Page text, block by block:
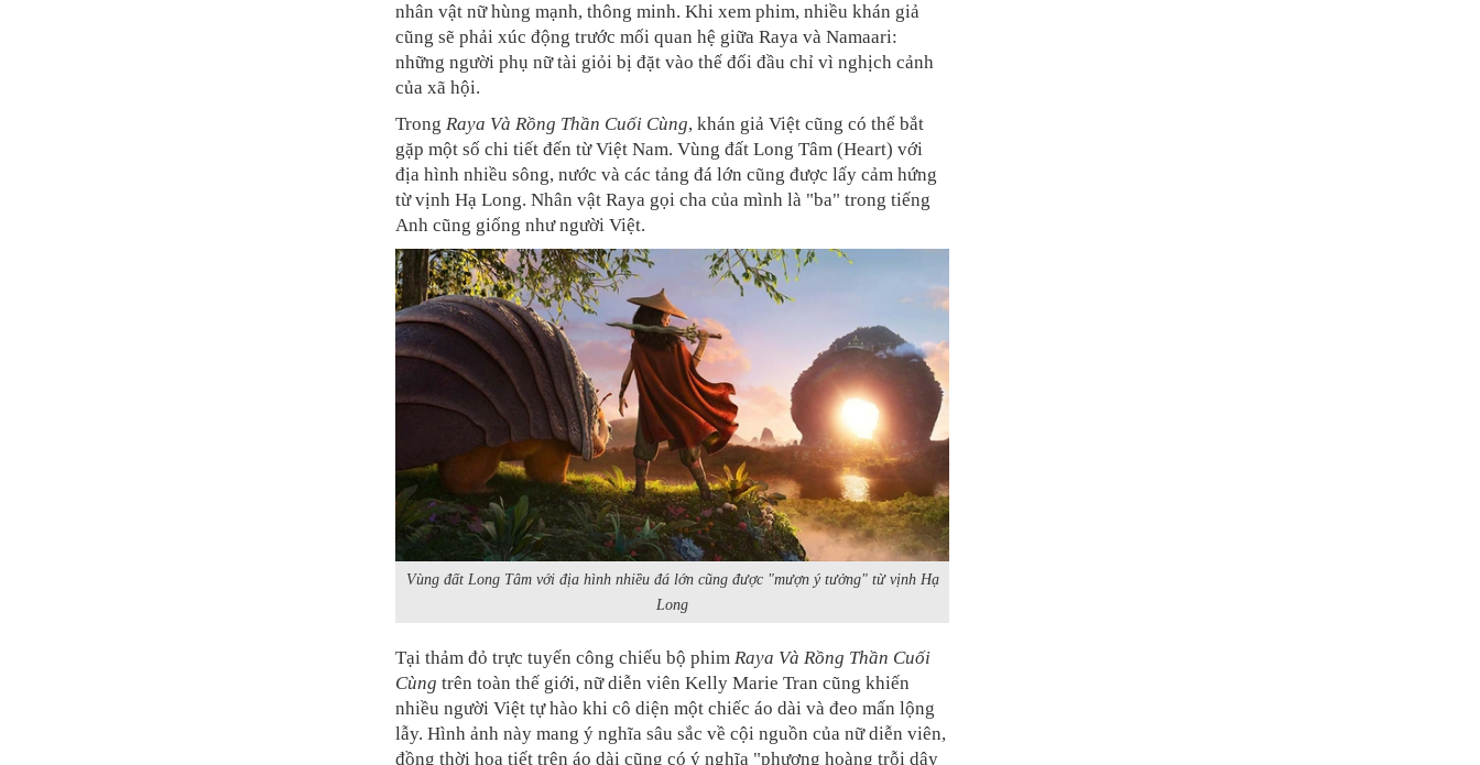
nhân vật nữ hùng mạnh, thông minh. Khi xem phim, nhiều khán giả
cũng sẽ phải xúc động trước mối quan hệ giữa Raya và Namaari:
những người phụ nữ tài giỏi bị đặt vào thế đối đầu chỉ vì nghịch cảnh
của xã hội.
Trong Raya Và Rồng Thần Cuối Cùng, khán giả Việt cũng có thể bắt
gặp một số chi tiết đến từ Việt Nam. Vùng đất Long Tâm (Heart) với
địa hình nhiều sông, nước và các tảng đá lớn cũng được lấy cảm hứng
từ vịnh Hạ Long. Nhân vật Raya gọi cha của mình là "ba" trong tiếng
Anh cũng giống như người Việt.
Vùng đất Long Tâm với địa hình nhiều đá lớn cũng được "mượn ý tưởng" từ vịnh Hạ
Long
Tại thảm đỏ trực tuyến công chiếu bộ phim Raya Và Rồng Thần Cuối
Cùng trên toàn thế giới, nữ diễn viên Kelly Marie Tran cũng khiến
nhiều người Việt tự hào khi cô diện một chiếc áo dài và đeo mấn lộng
lẫy. Hình ảnh này mang ý nghĩa sâu sắc về cội nguồn của nữ diễn viên,
đồng thời họa tiết trên áo dài cũng có ý nghĩa "phượng hoàng trỗi dậy